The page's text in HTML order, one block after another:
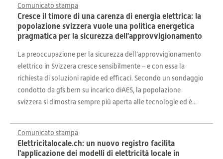
Comunicato stampa
Cresce il timore di una carenza di energia elettrica: la
popolazione svizzera vuole una politica energetica
pragmatica per la sicurezza dell'approvvigionamento
La preoccupazione per la sicurezza dell’approvvigionamento
elettrico in Svizzera cresce sensibilmente – e con essa la
richiesta di soluzioni rapide ed efficaci. Secondo un sondaggio
condotto da gfs.bern su incarico diAES, la popolazione
svizzera si dimostra sempre più aperta alle tecnologie ed è...
Comunicato stampa
Elettricitalocale.ch: un nuovo registro facilita
l'applicazione dei modelli di elettricità locale in